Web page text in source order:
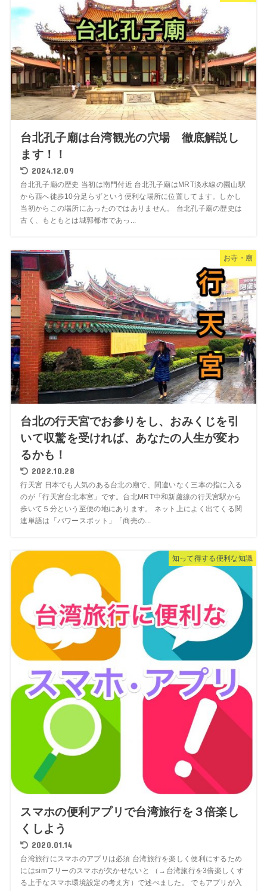
台北孔子廟は台湾観光の穴場 徹底解説し
ます！！
2024.12.09
台北孔子廟の歴史 当初は南門付近 台北孔子廟はMRT淡水線の園山駅
から西へ徒歩10分足らずという便利な場所に位置してます。しかし
当初からこの場所にあったのではありません。 台北孔子廟の歴史は
古く、もともとは城郭都市であっ...
お寺・廟
台北の行天宮でお参りをし、おみくじを引
いて収驚を受ければ、あなたの人生が変わ
るかも！
2022.10.28
行天宮 日本でも人気のある台北の廟で、間違いなく三本の指に入る
のが「行天宮台北本宮」です。台北MRT中和新蘆線の行天宮駅から
歩いて５分という至便の地にあります。 ネット上によく出てくる関
連単語は「パワースポット」「商売の...
知って得する便利な知識
スマホの便利アプリで台湾旅行を３倍楽し
くしよう
2020.01.14
台湾旅行にスマホのアプリは必須 台湾旅行を楽しく便利にするため
にはsimフリーのスマホが欠かせないと （→台湾旅行を3倍楽しくす
る上手なスマホ環境設定の考え方）で述べました。 でもアプリが入